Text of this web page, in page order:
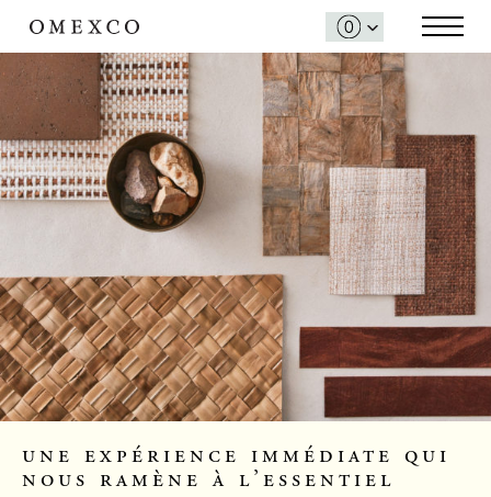
une expérience immédiate qui
nous ramène à l’essentiel